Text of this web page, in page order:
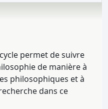
cycle permet de suivre
de manière à
philosophiques et à
dans ce